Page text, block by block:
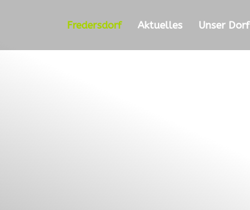
Fredersdorf Aktuelles Unser Dorf